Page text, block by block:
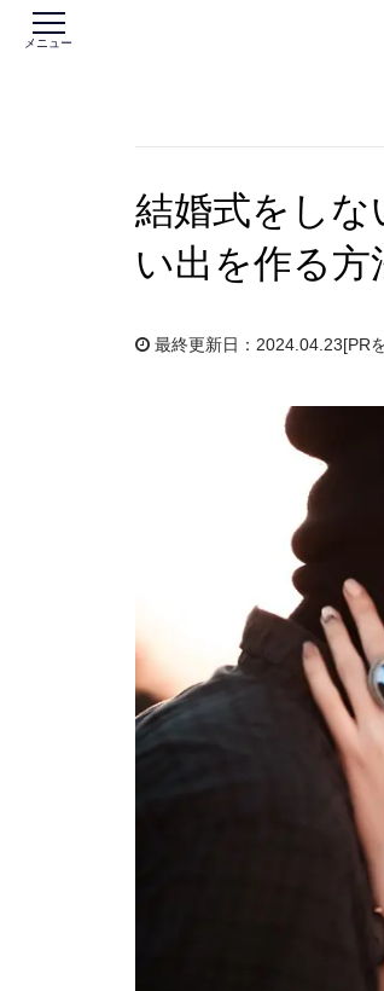
メニュー
結婚式をし
い出を作る方
最終更新日：2024.04.23[PR